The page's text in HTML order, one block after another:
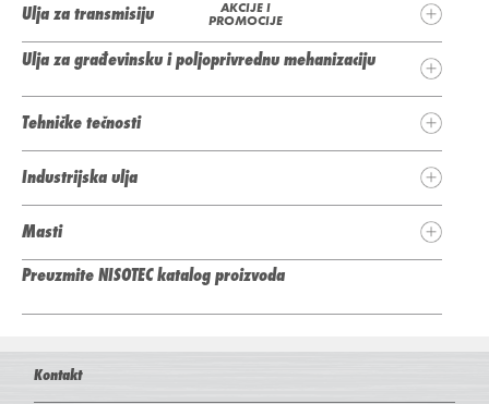
AKCIJE I
PROMOCIJE
Ulja za transmisiju
Ulja za građevinsku i poljoprivrednu mehanizaciju
Tehničke tečnosti
Industrijska ulja
Masti
Preuzmite NISOTEC katalog proizvoda
Kontakt